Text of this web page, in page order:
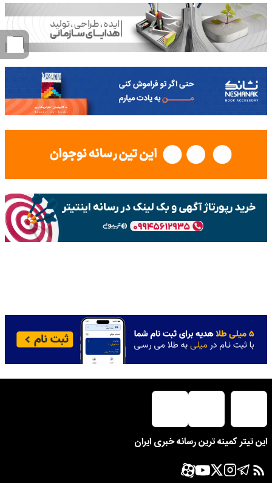
این تیتر کمینه ترین رسانه خبری ایران